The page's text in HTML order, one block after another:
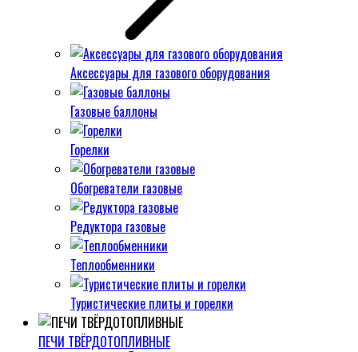
Аксессуары для газового оборудования
Газовые баллоны
Горелки
Обогреватели газовые
Редуктора газовые
Теплообменники
Туристические плиты и горелки
ПЕЧИ ТВЁРДОТОПЛИВНЫЕ